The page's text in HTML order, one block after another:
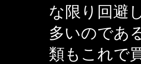
な限り回避
多いのであ
類もこれで